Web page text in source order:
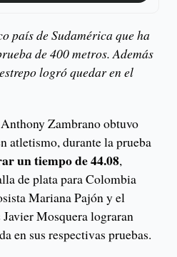
país de Sudamérica que ha
de 400 metros. Además
logró quedar en el
Zambrano obtuvo
atletismo, durante la prueba
un tiempo de 44.08,
de plata para Colombia
Mariana Pajón y el
Mosquera lograran
en sus respectivas pruebas.